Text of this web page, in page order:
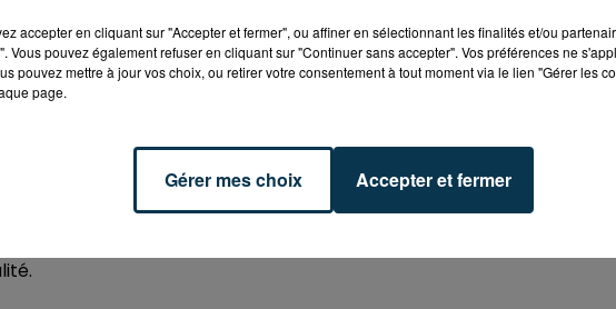
et plus particulièrement éthiopiens, qui ont nourri les
accepter en cliquant sur "Accepter et fermer", ou affiner en sélectionnant les finalités et/ou
Vous pouvez également refuser en cliquant sur "Continuer sans accepter". Vos préférences ne
pouvez mettre à jour vos choix, ou retirer votre consentement à tout moment via le lien "Gérer les
page.
Gérer mes choix Accepter et fermer